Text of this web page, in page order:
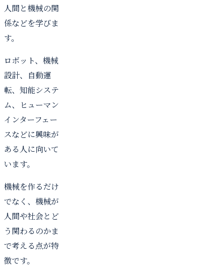
人間と機械の関
係などを学びま
す。
ロボット、機械
設計、自動運
転、知能システ
ム、ヒューマン
インターフェー
スなどに興味が
ある人に向いて
います。
機械を作るだけ
でなく、機械が
人間や社会とど
う関わるのかま
で考える点が特
徴です。